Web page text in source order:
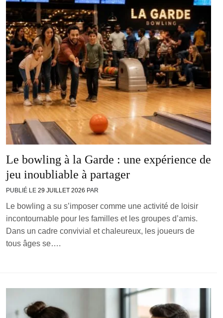
Le bowling à la Garde : une expérience de
jeu inoubliable à partager
PUBLIÉ LE 29 JUILLET 2026 PAR
Le bowling a su s’imposer comme une activité de loisir
incontournable pour les familles et les groupes d’amis.
Dans un cadre convivial et chaleureux, les joueurs de
tous âges se….